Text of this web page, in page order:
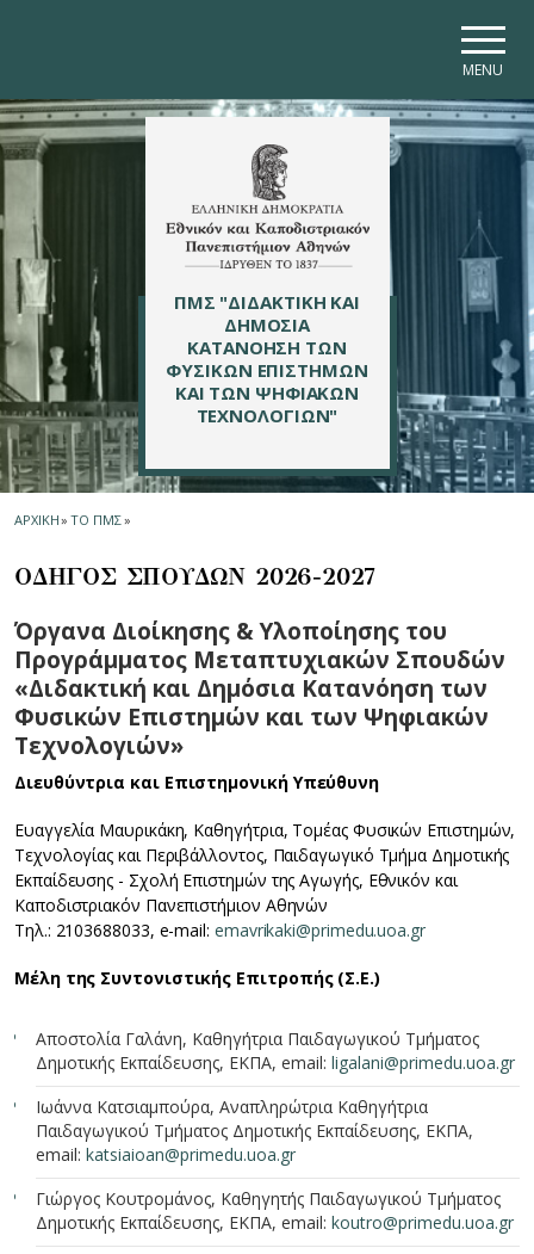
MENU
ΠΜΣ "ΔΙΔΑΚΤΙΚΗ ΚΑΙ
ΔΗΜΟΣΙΑ
ΚΑΤΑΝΟΗΣΗ ΤΩΝ
ΦΥΣΙΚΩΝ ΕΠΙΣΤΗΜΩΝ
ΚΑΙ ΤΩΝ ΨΗΦΙΑΚΩΝ
ΤΕΧΝΟΛΟΓΙΩΝ"
ΑΡΧΙΚΗ» ΤΟ ΠΜΣ»
ΟΔΗΓΟΣ ΣΠΟΥΔΩΝ 2026-2027
Όργανα Διοίκησης & Υλοποίησης του
Προγράμματος Μεταπτυχιακών Σπουδών
«Διδακτική και Δημόσια Κατανόηση των
Φυσικών Επιστημών και των Ψηφιακών
Τεχνολογιών»
Διευθύντρια και Επιστημονική Υπεύθυνη
Ευαγγελία Μαυρικάκη, Καθηγήτρια, Τομέας Φυσικών Επιστημών,
Τεχνολογίας και Περιβάλλοντος, Παιδαγωγικό Τμήμα Δημοτικής
Εκπαίδευσης - Σχολή Επιστημών της Αγωγής, Εθνικόν και
Καποδιστριακόν Πανεπιστήμιον Αθηνών
Τηλ.: 2103688033, e-mail: emavrikaki@primedu.uoa.gr
Μέλη της Συντονιστικής Επιτροπής (Σ.Ε.)
Αποστολία Γαλάνη, Καθηγήτρια Παιδαγωγικού Τμήματος
Δημοτικής Εκπαίδευσης, ΕΚΠΑ, email: ligalani@primedu.uoa.gr
Ιωάννα Κατσιαμπούρα, Αναπληρώτρια Καθηγήτρια
Παιδαγωγικού Τμήματος Δημοτικής Εκπαίδευσης, ΕΚΠΑ,
email: katsiaioan@primedu.uoa.gr
Γιώργος Κουτρομάνος, Καθηγητής Παιδαγωγικού Τμήματος
Δημοτικής Εκπαίδευσης, ΕΚΠΑ, email: koutro@primedu.uoa.gr